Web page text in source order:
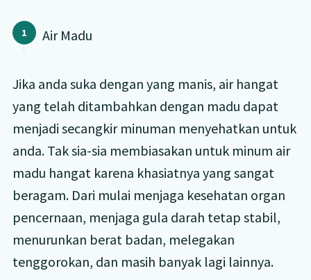
Air Madu
Jika anda suka dengan yang manis, air hangat
yang telah ditambahkan dengan madu dapat
menjadi secangkir minuman menyehatkan untuk
anda. Tak sia-sia membiasakan untuk minum air
madu hangat karena khasiatnya yang sangat
beragam. Dari mulai menjaga kesehatan organ
pencernaan, menjaga gula darah tetap stabil,
menurunkan berat badan, melegakan
tenggorokan, dan masih banyak lagi lainnya.